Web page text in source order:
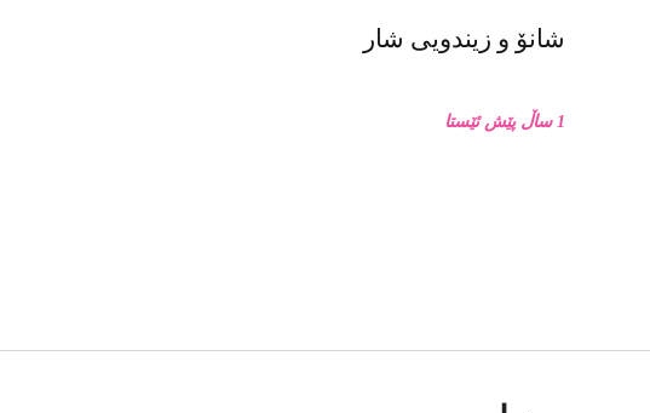
شانۆ و زیندویی شار
1 ساڵ پێش ئێستا